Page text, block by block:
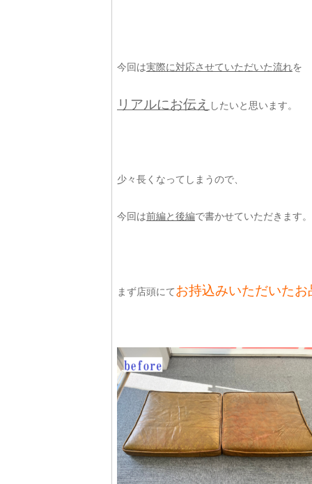
今回は実際に対応させていただいた流れを
リアルにお伝え したいと思います。
少々長くなってしまうので、
今回は前編と後編で書かせていただきます。
まず店頭にてお持込みいただいたお